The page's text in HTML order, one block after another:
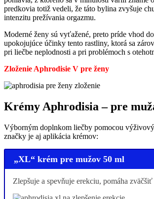
predkovia totiž vedeli, že táto bylina zvyšuje
intenzitu prežívania orgazmu.
Moderné ženy sú vyťažené, preto príde vhod
upokojujúce účinky tento rastliny, ktorá sa
pri liečbe neplodnosti a pri problémoch s
Zloženie Aphrodisie V pre ženy
Krémy Aphrodisia – pre
Výborným doplnkom liečby pomocou
značky je aj aplikácia krémov:
„XL“ krém pre mužov 50 ml
Zlepšuje a spevňuje erekciu, pomáha